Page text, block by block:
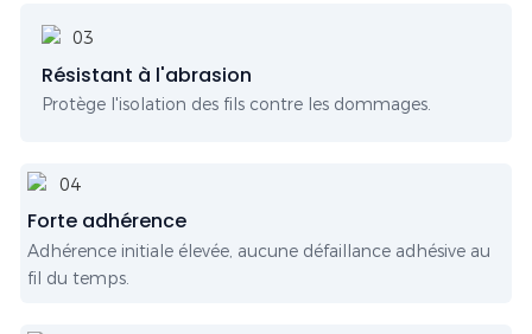
Résistant à l'abrasion
Protège l'isolation des fils contre les dommages.
Forte adhérence
Adhérence initiale élevée, aucune défaillance adhésive au
fil du temps.